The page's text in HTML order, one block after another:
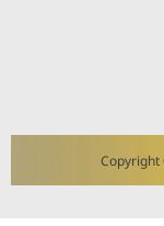
Copyright